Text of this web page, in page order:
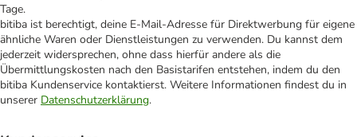
Tage.
bitiba ist berechtigt, deine E-Mail-Adresse für Direktwerbung für eigene
ähnliche Waren oder Dienstleistungen zu verwenden. Du kannst dem
jederzeit widersprechen, ohne dass hierfür andere als die
Übermittlungskosten nach den Basistarifen entstehen, indem du den
bitiba Kundenservice kontaktierst. Weitere Informationen findest du in
unserer Datenschutzerklärung.